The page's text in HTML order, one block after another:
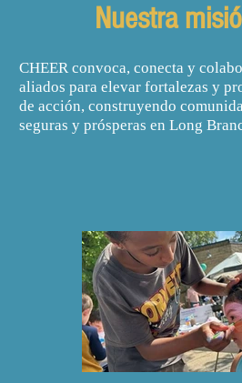
Nuestra
CHEER convoca, conecta y
aliados para elevar fortalezas y
de acción, construyendo
seguras y prósperas en Long